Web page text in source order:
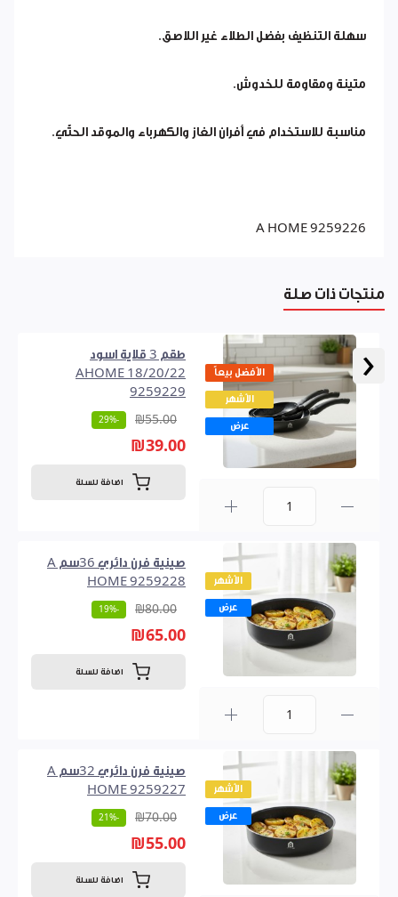
‹
سهلة التنظيف بفضل الطلاء غير اللاصق.
متينة ومقاومة للخدوش.
مناسبة للاستخدام في أفران الغاز والكهرباء والموقد الحثّي.
A HOME 9259226
منتجات ذات صلة
الأفضل بيعاً
الأشهر
عرض
طقم 3 قلاية اسود
18/20/22 AHOME
9259229
₪55.00
-29%
₪39.00
اضافة للسلة
الأشهر
عرض
صينية فرن دائري 36سم A
HOME 9259228
₪80.00
-19%
₪65.00
اضافة للسلة
الأشهر
عرض
صينية فرن دائري 32سم A
HOME 9259227
₪70.00
-21%
₪55.00
اضافة للسلة